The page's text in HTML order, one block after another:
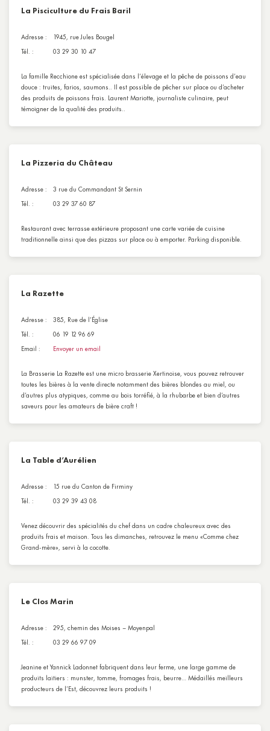
La Pisciculture du Frais Baril
Adresse :
1945, rue Jules Bougel
Tél. :
03 29 30 10 47
La famille Recchione est spécialisée dans l’élevage et la pêche de poissons d’eau
douce : truites, farios, saumons.. Il est possible de pêcher sur place ou d’acheter
des produits de poissons frais. Laurent Mariotte, journaliste culinaire, peut
témoigner de la qualité des produits..
La Pizzeria du Château
Adresse :
3 rue du Commandant St Sernin
Tél. :
03 29 37 60 87
Restaurant avec terrasse extérieure proposant une carte variée de cuisine
traditionnelle ainsi que des pizzas sur place ou à emporter. Parking disponible.
La Razette
Adresse :
385, Rue de l’Église
Tél. :
06 19 12 96 69
Email :
Envoyer un email
La Brasserie La Razette est une micro brasserie Xertinoise, vous pouvez retrouver
toutes les bières à la vente directe notamment des bières blondes au miel, ou
d’autres plus atypiques, comme au bois torréfié, à la rhubarbe et bien d’autres
saveurs pour les amateurs de bière craft !
La Table d’Aurélien
Adresse :
15 rue du Canton de Firminy
Tél. :
03 29 39 43 08
Venez découvrir des spécialités du chef dans un cadre chaleureux avec des
produits frais et maison. Tous les dimanches, retrouvez le menu «Comme chez
Grand-mère», servi à la cocotte.
Le Clos Marin
Adresse :
295, chemin des Moises – Moyenpal
Tél. :
03 29 66 97 09
Jeanine et Yannick Ladonnet fabriquent dans leur ferme, une large gamme de
produits laitiers : munster, tomme, fromages frais, beurre… Médaillés meilleurs
producteurs de l’Est, découvrez leurs produits !